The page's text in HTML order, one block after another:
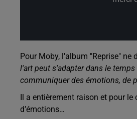
Pour Moby, l'album "Reprise"
l'art peut s'adapter dans le
communiquer des émotions, de
Il a entièrement raison et pour
d’émotions…